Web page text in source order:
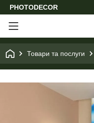
PHOTODECOR
Товари та послуги